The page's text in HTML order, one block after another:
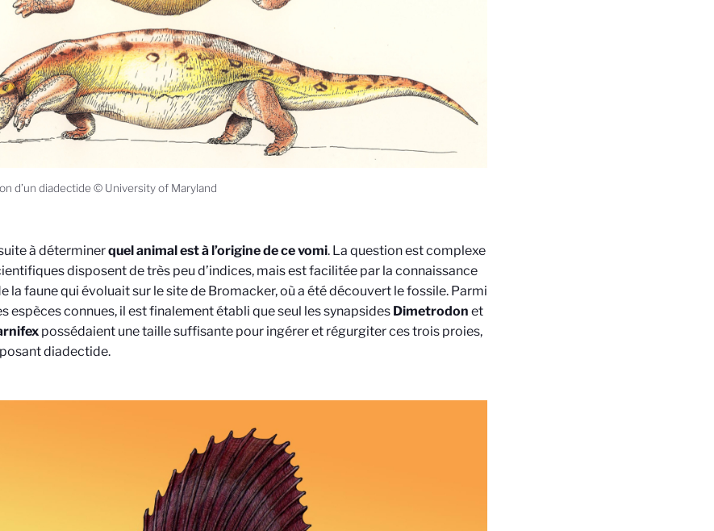
d’un diadectide © University of Maryland
à déterminerquel animal est à l’origine de ce vomi. La question est complexe
disposent de très peu d’indices, mais est facilitée par la connaissance
la faune qui évoluait sur le site de Bromacker, où a été découvert le fossile. Parmi
espèces connues, il est finalement établi que seul les synapsides Dimetrodon et
possédaient une taille suffisante pour ingérer et régurgiter ces trois proies,
diadectide.